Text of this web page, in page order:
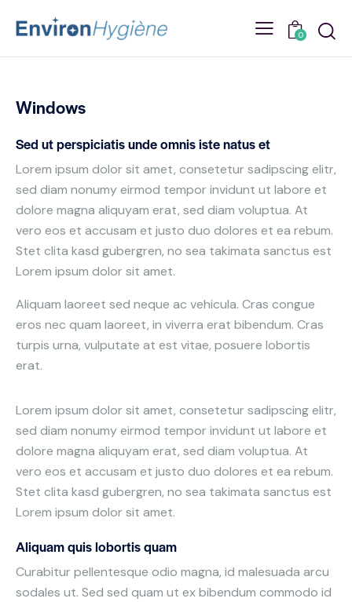
0
Windows
Sed ut perspiciatis unde omnis iste natus et
Lorem ipsum dolor sit amet, consetetur sadipscing elitr,
sed diam nonumy eirmod tempor invidunt ut labore et
dolore magna aliquyam erat, sed diam voluptua. At
vero eos et accusam et justo duo dolores et ea rebum.
Stet clita kasd gubergren, no sea takimata sanctus est
Lorem ipsum dolor sit amet.
Aliquam laoreet sed neque ac vehicula. Cras congue
eros nec quam laoreet, in viverra erat bibendum. Cras
turpis urna, vulputate at est vitae, posuere lobortis
erat.
Lorem ipsum dolor sit amet, consetetur sadipscing elitr,
sed diam nonumy eirmod tempor invidunt ut labore et
dolore magna aliquyam erat, sed diam voluptua. At
vero eos et accusam et justo duo dolores et ea rebum.
Stet clita kasd gubergren, no sea takimata sanctus est
Lorem ipsum dolor sit amet.
Aliquam quis lobortis quam
Curabitur pellentesque odio magna, id malesuada arcu
sodales ut. Sed sed quam ut ex bibendum commodo id